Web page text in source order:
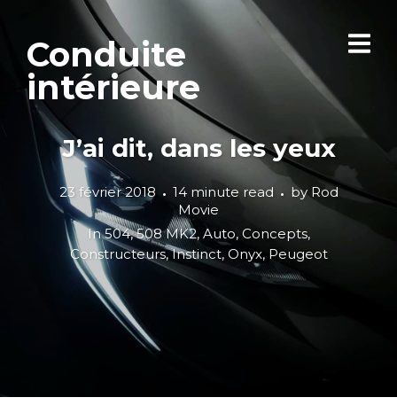
Conduite
intérieure
J’ai dit, dans les yeux
23 février 2018 14 minute read by Rod
Movie
In504,508 MK2, Auto, Concepts,
Constructeurs,Instinct, Onyx, Peugeot